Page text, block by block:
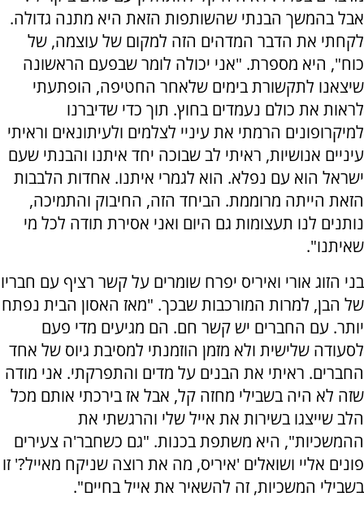
אבל בהמשך הבנתי שהשותפות הזאת היא מתנה גדולה.
לקחתי את הדבר המדהים הזה למקום של עוצמה, של
כוח", היא מספרת. "אני יכולה לומר שבפעם הראשונה
שיצאנו לתקשורת בימים שלאחר החטיפה, הופתעתי
לראות את כולם נעמדים בחוץ. תוך כדי שדיברנו
למיקרופונים הרמתי את עיניי לצלמים ולעיתונאים וראיתי
עיניים אנושיות, ראיתי לב שבוכה יחד איתנו והבנתי שעם
ישראל הוא עם נפלא. הוא לגמרי איתנו. אחדות הלבבות
הזאת הייתה מרוממת. הביחד הזה, החיבוק והתמיכה,
נותנים לנו תעצומות גם היום ואני אסירת תודה לכל מי
שאיתנו".
בני הזוג אורי ואיריס יפרח שומרים על קשר רציף עם חבריו
של הבן, למרות המורכבות שבכך. "מאז האסון הבית נפתח
יותר. עם החברים יש קשר חם. הם מגיעים מדי פעם
לסעודה שלישית ולא מזמן הוזמנתי למסיבת גיוס של אחד
החברים. ראיתי את הבנים על מדים והתפרקתי. אני מודה
שזה לא היה בשבילי מחזה קל, אבל אז בירכתי אותם מכל
הלב שייצגו בשירות את אייל שלי והרגשתי את
ההמשכיות", היא משתפת בכנות. "גם כשחבר'ה צעירים
פונים אליי ושואלים 'איריס, מה את רוצה שניקח מאייל?' זו
בשבילי המשכיות, זה להשאיר את אייל בחיים".